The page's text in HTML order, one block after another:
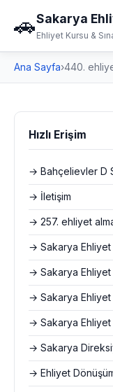
🚗Sakarya
Ehliyet Kursu &
Ana Sayfa›440.
Hızlı Erişim
→ Bahçelievler D
→ İletişim
→ 257. ehliyet
→ Sakarya Ehliyet
→ Sakarya Ehliyet
→ Sakarya Ehliyet
→ Sakarya Ehliyet
→ Sakarya
→ Ehliyet